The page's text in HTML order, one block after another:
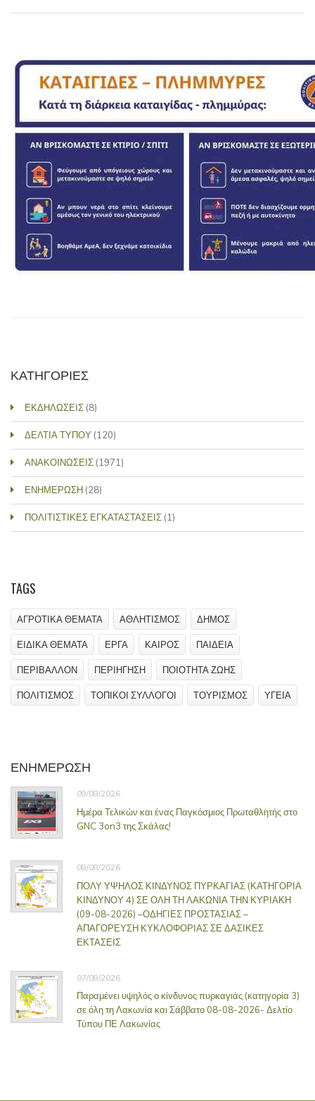
ΚΑΤΗΓΟΡΙΕΣ
ΕΚΔΗΛΩΣΕΙΣ (8)
ΔΕΛΤΙΑ ΤΥΠΟΥ (120)
ΑΝΑΚΟΙΝΩΣΕΙΣ (1971)
ΕΝΗΜΕΡΩΣΗ (28)
ΠΟΛΙΤΙΣΤΙΚΕΣ ΕΓΚΑΤΑΣΤΑΣΕΙΣ (1)
TAGS
ΑΓΡΟΤΙΚΑ ΘΕΜΑΤΑ ΑΘΛΗΤΙΣΜΟΣ ΔΗΜΟΣ
ΕΙΔΙΚΑ ΘΕΜΑΤΑ ΕΡΓΑ ΚΑΙΡΟΣ ΠΑΙΔΕΙΑ
ΠΕΡΙΒΑΛΛΟΝ ΠΕΡΙΗΓΗΣΗ ΠΟΙΟΤΗΤΑ ΖΩΗΣ
ΠΟΛΙΤΙΣΜΟΣ ΤΟΠΙΚΟΙ ΣΥΛΛΟΓΟΙ ΤΟΥΡΙΣΜΟΣ ΥΓΕΙΑ
ΕΝΗΜΕΡΩΣΗ
09/08/2026
Ημέρα Τελικών και ένας Παγκόσμιος Πρωταθλητής στο
GNC 3on3 της Σκάλας!
08/08/2026
ΠΟΛΥ ΥΨΗΛΟΣ ΚΙΝΔΥΝΟΣ ΠΥΡΚΑΓΙΑΣ (ΚΑΤΗΓΟΡΙΑ
ΚΙΝΔΥΝΟΥ 4) ΣΕ ΟΛΗ ΤΗ ΛΑΚΩΝΙΑ ΤΗΝ ΚΥΡΙΑΚΗ
(09-08-2026) –ΟΔΗΓΙΕΣ ΠΡΟΣΤΑΣΙΑΣ –
ΑΠΑΓΟΡΕΥΣΗ ΚΥΚΛΟΦΟΡΙΑΣ ΣΕ ΔΑΣΙΚΕΣ
ΕΚΤΑΣΕΙΣ
07/08/2026
Παραμένει υψηλός ο κίνδυνος πυρκαγιάς (κατηγορία 3)
σε όλη τη Λακωνία και Σάββατο 08-08-2026- Δελτίο
Τύπου ΠΕ Λακωνίας